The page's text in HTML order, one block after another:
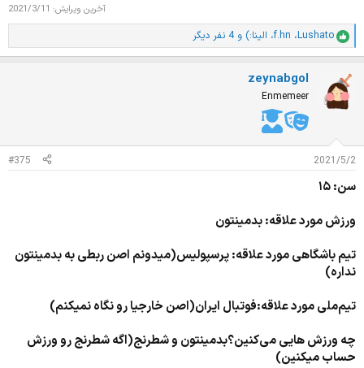
آخرین ویرایش: 2021/3/11
ا
م
ی
ا
ز
:
Lushato، f.hn، الینا:) و 4 نفر دیگر
zeynabgol
Enmemeer
2021/5/2
#375
سن: ۱۵
ورزش مورد علاقه: بدمینتون
تیم باشگاهی مورد علاقه: پرسپولیس(میدونم اصن ربطی به بدمینتون
نداره)
تیم‌ملی مورد علاقه:فوتبال ایران(اصن خارجیا رو نگاه نمیکنم)
چه ورزش هایی می‌کنین؟بدمینتون و شطرنج(اگه شطرنج رو ورزش
حساب میکنین)